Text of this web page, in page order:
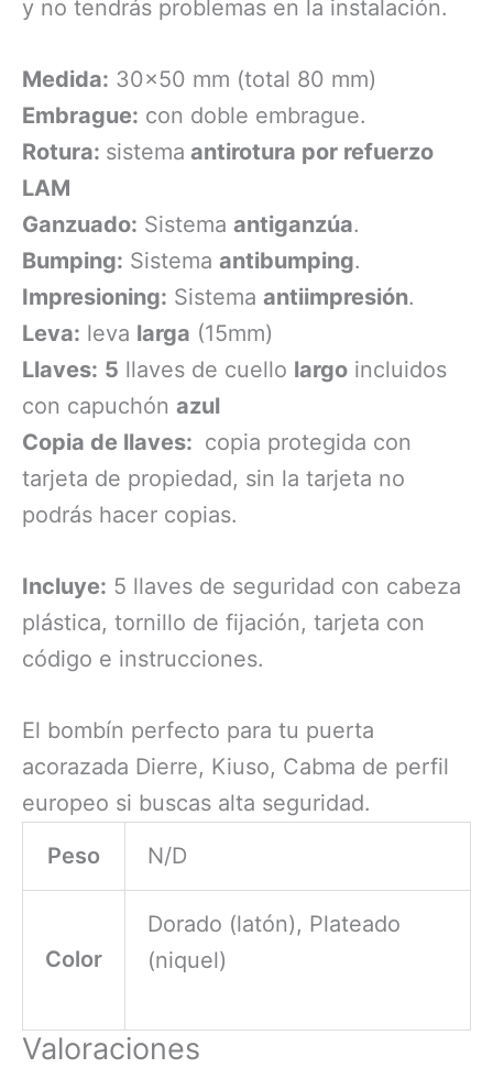
y no tendrás problemas en la instalación.
Medida: 30×50 mm (total 80 mm)
Embrague: con doble embrague.
Rotura: sistema antirotura por refuerzo
LAM
Ganzuado: Sistema antiganzúa.
Bumping: Sistema antibumping.
Impresioning: Sistema antiimpresión.
Leva: leva larga (15mm)
Llaves: 5 llaves de cuello largo incluidos
con capuchón azul
Copia de llaves: copia protegida con
tarjeta de propiedad, sin la tarjeta no
podrás hacer copias.
Incluye: 5 llaves de seguridad con cabeza
plástica, tornillo de fijación, tarjeta con
código e instrucciones.
El bombín perfecto para tu puerta
acorazada Dierre, Kiuso, Cabma de perfil
europeo si buscas alta seguridad.
Peso
N/D
Color
Dorado (latón), Plateado
(niquel)
Valoraciones